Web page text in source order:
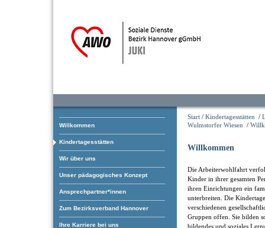
Willkommen
Kindertagesstätten
Wir über uns
Unser pädagogisches Konzept
Ansprechpartner*innen
Zum Bezirksverband Hannover
Ihre Karriere bei uns
Start / Kindertagesstätten /
Wulmstorfer Wiesen /
Willkommen
Die Arbeiterwohlfahrt
Kinder in ihrer gesamten
ihren Einrichtungen ein
unterbreiten. Die
verschiedenen
Gruppen offen. Sie bilden
bildendes und soziales